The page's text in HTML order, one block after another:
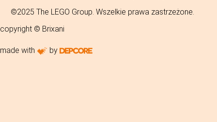
©2025 The LEGO Group. Wszelkie prawa zastrzeżone.
copyright © Brixani
made with by